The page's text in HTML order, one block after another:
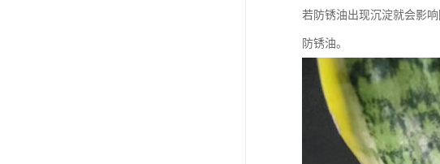
若防锈油出现沉淀就会影
防锈油。